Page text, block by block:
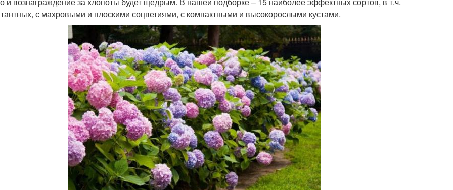
с махровыми и плоскими соцветиями, с компактными и высокорослыми кустами.